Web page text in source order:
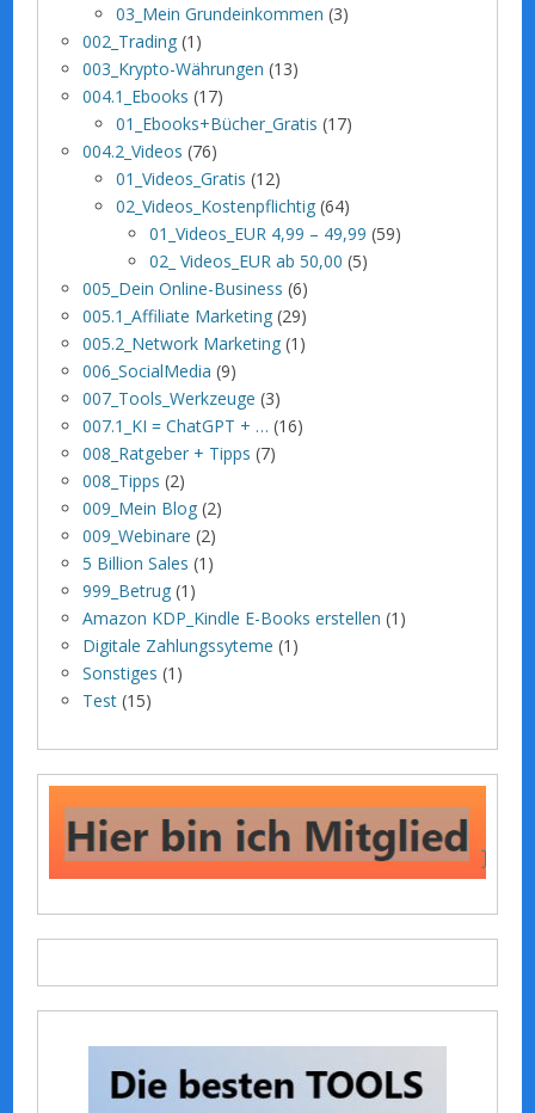
03_Mein Grundeinkommen (3)
002_Trading (1)
003_Krypto-Währungen (13)
004.1_Ebooks (17)
01_Ebooks+Bücher_Gratis (17)
004.2_Videos (76)
01_Videos_Gratis (12)
02_Videos_Kostenpflichtig (64)
01_Videos_EUR 4,99 – 49,99 (59)
02_ Videos_EUR ab 50,00 (5)
005_Dein Online-Business (6)
005.1_Affiliate Marketing (29)
005.2_Network Marketing (1)
006_SocialMedia (9)
007_Tools_Werkzeuge (3)
007.1_KI = ChatGPT + … (16)
008_Ratgeber + Tipps (7)
008_Tipps (2)
009_Mein Blog (2)
009_Webinare (2)
5 Billion Sales (1)
999_Betrug (1)
Amazon KDP_Kindle E-Books erstellen (1)
Digitale Zahlungssyteme (1)
Sonstiges (1)
Test (15)